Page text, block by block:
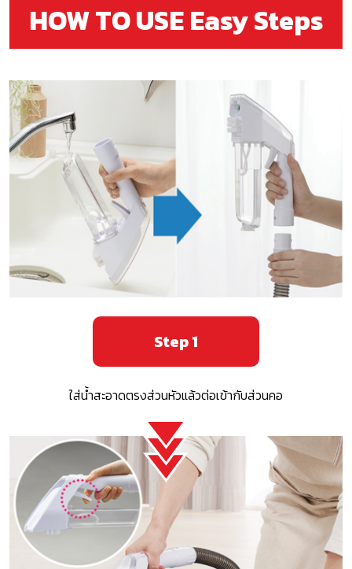
HOW TO USE Easy Steps
Step 1
ใส่น้ำสะอาดตรงส่วนหัวแล้วต่อเข้ากับส่วนคอ